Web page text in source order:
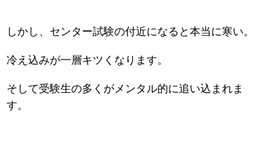
しかし、センター試験の付近になると本当に寒い。
冷え込みが一層キツくなります。
そして受験生の多くがメンタル的に追い込まれま
す。